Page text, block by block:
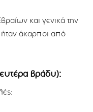
και γενικά την
άκαρποι από
βράδυ):